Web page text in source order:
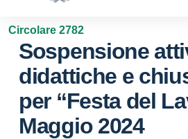
Circolare 2782
Sospensione
didattiche e
per “Festa del
Maggio 2024